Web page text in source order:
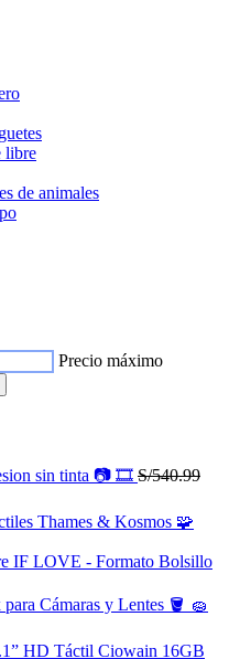
libre
de animales
Precio máximo
sin tinta 📷 🎞 S/540.99
Thames & Kosmos 🧩
IF LOVE - Formato Bolsillo
Cámaras y Lentes 🪣 🧽
HD Táctil Ciowain 16GB